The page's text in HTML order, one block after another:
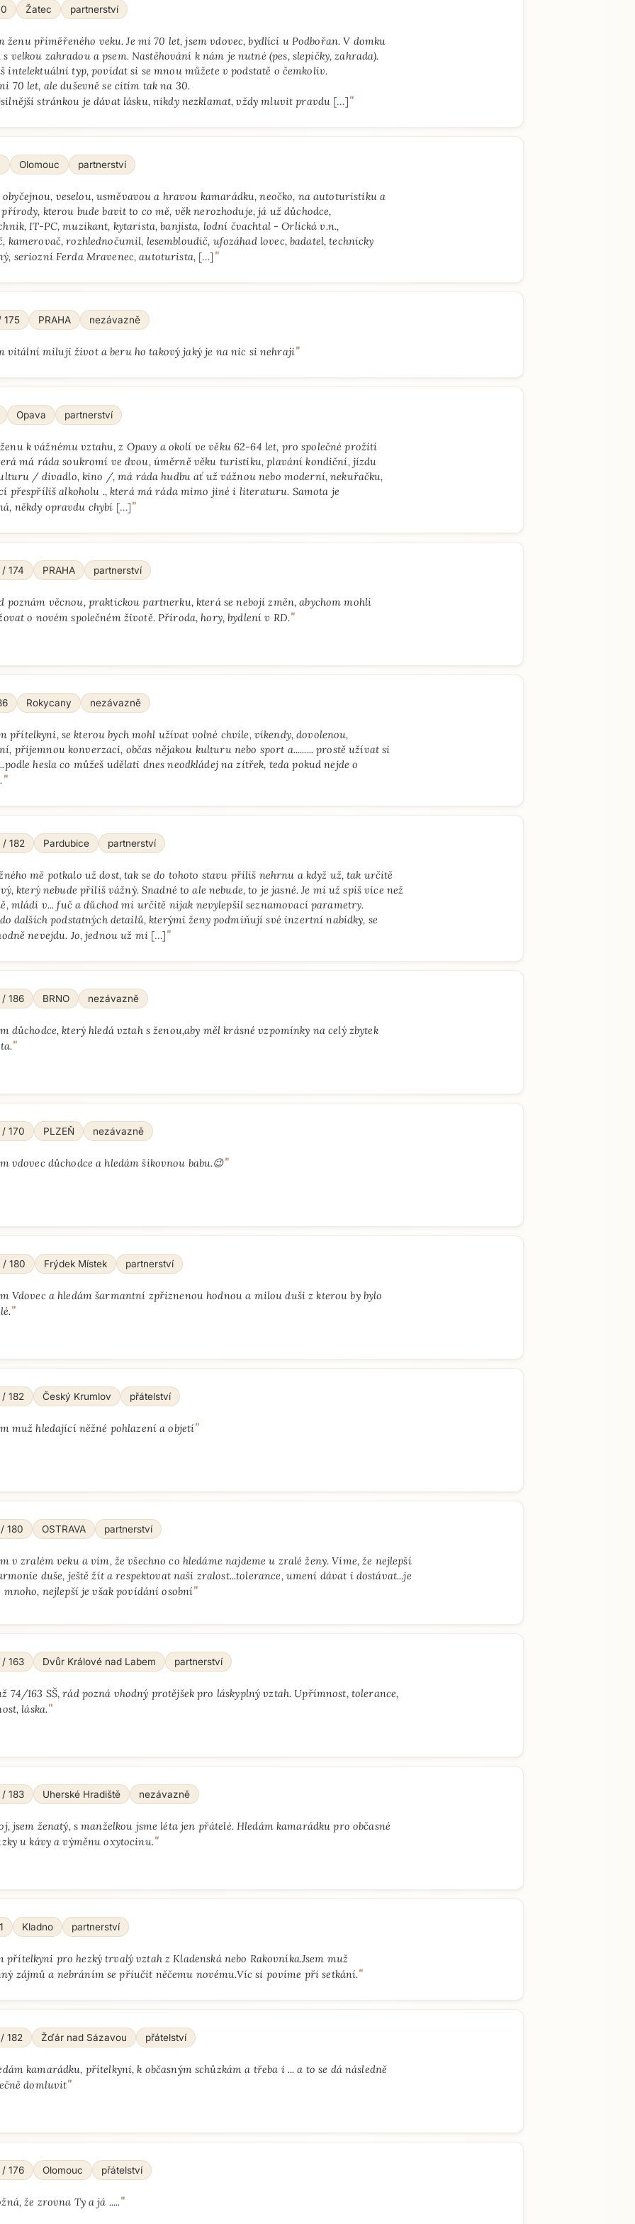
Žatec partnerství
ženu přiměřeného veku. Je mi 70 let, jsem vdovec, bydlící u Podbořan. V domku
velkou zahradou a psem. Nastěhování k nám je nutné (pes, slepičky, zahrada).
intelektuální typ, povídat si se mnou můžete v podstatě o čemkoliv.
70 let, ale duševně se cítím tak na 30.
stránkou je dávat lásku, nikdy nezklamat, vždy mluvit pravdu […]"
Olomouc partnerství
obyčejnou, veselou, usměvavou a hravou kamarádku, neočko, na autoturistiku a
kterou bude bavit to co mě, věk nerozhoduje, já už důchodce,
IT-PC, muzikant, kytarista, banjista, lodní čvachtal - Orlická v.n.,
kamerovač, rozhlednočumil, lesembloudič, ufozáhad lovec, badatel, technicky
seriozní Ferda Mravenec, autoturista, […] "
175 PRAHA nezávazně
vitální miluji život a beru ho takový jaký je na nic si nehraji"
Opava partnerství
k vážnému vztahu, z Opavy a okolí ve věku 62-64 let, pro společné prožití
má ráda soukromí ve dvou, úměrně věku turistiku, plavání kondiční, jízdu
/ divadlo, kino /, má ráda hudbu ať už vážnou nebo moderní, nekuřačku,
přespříliš alkoholu ., která má ráda mimo jiné i literaturu. Samota je
někdy opravdu chybí […]"
174 PRAHA partnerství
poznám věcnou, praktickou partnerku, která se nebojí změn, abychom mohli
o novém společném životě. Příroda, hory, bydlení v RD."
Rokycany nezávazně
přítelkyni, se kterou bych mohl užívat volné chvíle, víkendy, dovolenou,
příjemnou konverzaci, občas nějakou kulturu nebo sport a......... prostě užívat si
hesla co můžeš udělati dnes neodkládej na zítřek, teda pokud nejde o
"
182 Pardubice partnerství
mě potkalo už dost, tak se do tohoto stavu příliš nehrnu a když už, tak určitě
který nebude příliš vážný. Snadné to ale nebude, to je jasné. Je mi už spíš více než
mládí v... fuč a důchod mi určitě nijak nevylepšil seznamovací parametry.
dalších podstatných detailů, kterými ženy podmiňují své inzertní nabídky, se
nevejdu. Jo, jednou už mi […]"
186 BRNO nezávazně
důchodce, který hledá vztah s ženou,aby měl krásné vzpomínky na celý zbytek
"
170 PLZEŇ nezávazně
vdovec důchodce a hledám šikovnou babu.😉"
/ 180 Frýdek Místek partnerství
Vdovec a hledám šarmantní zpřiznenou hodnou a milou duši z kterou by bylo
"
182 Český Krumlov přátelství
muž hledající něžné pohlazení a objetí"
180 OSTRAVA partnerství
v zralém veku a vím, že všechno co hledáme najdeme u zralé ženy. Víme, že nejlepší
duše, ještě žít a respektovat naši zralost...tolerance, umení dávat i dostávat...je
mnoho, nejlepší je však povídání osobní"
163 Dvůr Králové nad Labem partnerství
74/163 SŠ, rád pozná vhodný protějšek pro láskyplný vztah. Upřímnost, tolerance,
láska."
183 Uherské Hradiště nezávazně
jsem ženatý, s manželkou jsme léta jen přátelé. Hledám kamarádku pro občasné
u kávy a výměnu oxytocinu."
Kladno partnerství
přítelkyni pro hezký trvalý vztah z Kladenská nebo Rakovníka.Jsem muž
zájmů a nebráním se přiučit něčemu novému.Víc si povíme při setkání."
182 Žďár nad Sázavou přátelství
kamarádku, přítelkyni, k občasným schůzkám a třeba i ... a to se dá následně
domluvit"
176 Olomouc přátelství
že zrovna Ty a já ....."